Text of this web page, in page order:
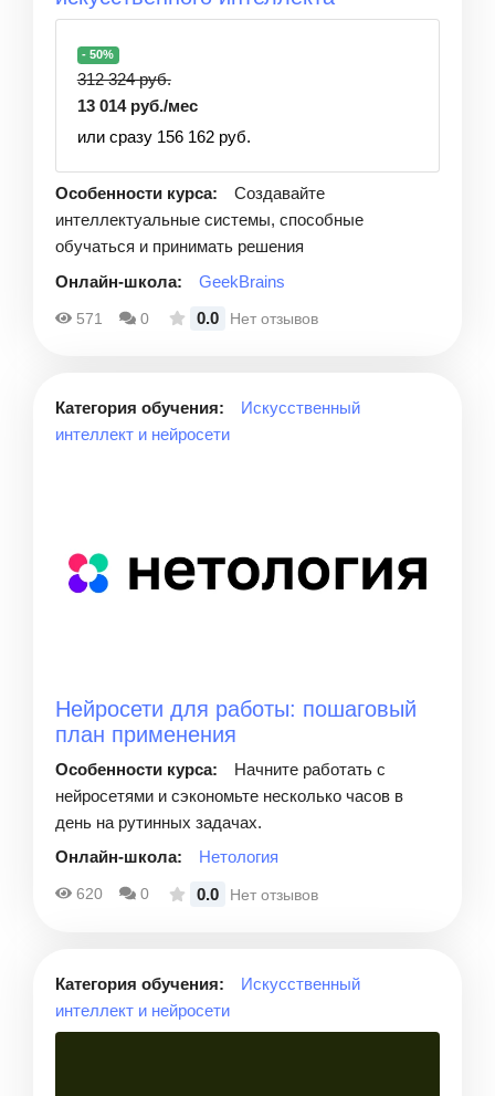
- 50%
312 324 руб.
13 014 руб./мес
или сразу 156 162 руб.
Особенности курса:
Создавайте
интеллектуальные системы, способные
обучаться и принимать решения
Онлайн-школа:
GeekBrains
571 0 0.0 Нет отзывов
Категория обучения:
Искусственный
интеллект и нейросети
Нейросети для работы: пошаговый
план применения
Особенности курса:
Начните работать с
нейросетями и сэкономьте несколько часов в
день на рутинных задачах.
Онлайн-школа:
Нетология
620 0 0.0 Нет отзывов
Категория обучения:
Искусственный
интеллект и нейросети